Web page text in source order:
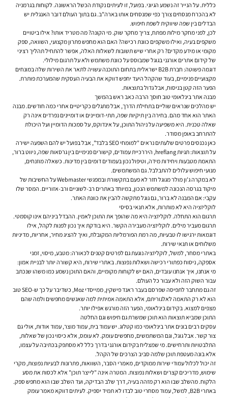
כללית. על הנייר זה נשמע הגיוני. בפועל, זו לעיתים נקודת הכשל הראשונה. לקוחות בגרמניה
לא בהכרח מנסחים צורך כפי שמנסחים אותו בארה"ב. גם בתוך העולם דובר האנגלית יש
הבדלים בין שפה שיווקית לשפת חיפוש.
לכן, לפני מחקר מילות מפתח, צריך מחקר שוק. מי הקונה? מה מטריד אותו? אילו ביטויים
משקפים בעיה, ואילו משקפים כוונת רכישה? האם הוא מחפש פתרון מקצועי, השוואה, ספק
מקומי או מידע מקדים? רק אחרי שיש תשובות לשאלות האלה, אפשר להתחיל תהליך רציני
של קידום אתרים אורגני בגוגל שמבוסס על כוונת משתמש ולא על תרגום מילולי.
דוגמה פשוטה: חברת B2B ישראלית בתחום התוכנה עשויה לתאר את השירות שלה במונחים
מקצועיים פנימיים, בעוד שהקהל היעד יחפש דווקא את הבעיה העסקית שהמערכת פותרת.
הפער הזה קטן בניסוח, אבל גדול בתוצאות.
מבנה אתר בינלאומי טוב חוסך הרבה כאב ראש בהמשך
יש מהלכים שנראים שוליים בתחילת הדרך, אבל מתגלים כקריטיים אחרי כמה חודשים. מבנה
האתר הוא אחד מהם. בחירה בין תיקיות שפה, תתי-דומיינים או דומיינים נפרדים אינה רק
שאלה טכנית. היא משפיעה על ניהול התוכן, על אינדוקס, על סמכות הדומיין ועל היכולת
להתרחב באופן מסודר.
כאן נכנסים פרטים שלעתים נראים "למומחי SEO בלבד", אבל בפועל יש להם השפעה ישירה
על תוצאות: תגיות hreflang, היררכיית עמודים, קישורים פנימיים בין גרסאות שפה, ניווט ברור,
התאמת מטבעות ויחידות מידה, וטיפול נכון בעמודים דומים בין מדינות. כשאלה מוזנחים,
מנועי חיפוש עלולים להתבלבל. גם המשתמשים.
לא במקרה ג'ון מולר מגוגל חזר לא פעם בתקשורת ובמפגשי Webmaster על החשיבות של
מיקוד בגרסה הנכונה למשתמש הנכון, במיוחד באתרים רב-לשוניים ורב-אזוריים. המסר שלו
עקבי: אם המבנה לא ברור, גם גוגל מתקשה להבין את כוונת האתר.
לוקליזציה היא לא מותרות, אלא תנאי בסיסי
תרגום הוא התחלה. לוקליזציה היא מה שהופך את התוכן לאמין. ההבדל ביניהם אינו קוסמטי.
תרגום מעביר מילים. לוקליזציה מעבירה הקשר. היא בודקת איך נכון לפנות לקהל, אילו
דוגמאות ירגישו לו טבעיות, מה רמת הפורמליות המקובלת, ואיך להציג מחיר, אחריות, מדיניות
משלוחים או תנאי שירות.
באתרי מסחר, למשל, לוקליזציה נוגעת גם לפרטים קטנים לכאורה: מטבע, מיסוי, זמני
אספקה, ניסוח כפתורי רכישה ושאלות נפוצות. באתרי שירות, היא קשורה יותר לבניית אמון:
מי אנחנו, איך אנחנו עובדים, האם יש לקוחות מקומיים, והאם התוכן נשמע כמו משהו שנכתב
עבור השוק הזה ולא עבור כל העולם.
זה גם מתחבר לתפיסה שפרסם בעבר ראנד פישקין, ממייסדי Moz, כשדיבר על כך ש-SEO טוב
הוא לא רק התאמה לאלגוריתם, אלא התאמה אמיתית למה שאנשים מחפשים ולמה שהם
מצפים למצוא. בקידום בינלאומי, הפער הזה מורגש אפילו יותר.
התוכן שמביא תוצאות הוא תוכן שמשרת גם חיפוש וגם החלטה
עסקים רבים בונים אתר בינלאומי כמו קטלוג. יש עמוד בית, עמוד מוצר, עמוד אודות, אולי גם
צור קשר. אבל גוגל, וגם המשתמשים, מחפשים עומק. לא עומס, אלא כיסוי נכון של שאלות,
התלבטויות ותרחישים. מי שמצליח בקידום אורגני בדרך כלל לא מסתפק בכתיבה על עצמו,
אלא בונה מעטפת תוכן שלמה סביב הצרכים של הקהל.
זה יכול לכלול עמודי שירות ממוקדים, מאמרי הסבר, השוואות, פתרונות לבעיות נפוצות, מקרי
שימוש, מדריכים קצרים ושאלות נפוצות. המטרה אינה "לייצר תוכן" אלא לכסות את מסע
הלקוח. מהשלב שבו הוא רק מזהה בעיה, דרך שלב הבדיקה, ועד השלב שבו הוא מחפש ספק.
באתרי B2B, למשל, עמוד מסחרי טוב לבדו לא תמיד יספיק. לעיתים דווקא מאמר עומק